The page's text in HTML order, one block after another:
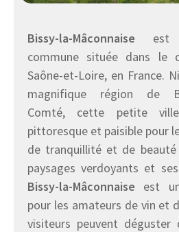
Bissy-la-Mâconnaise est
commune située dans le
Saône-et-Loire, en France.
magnifique région de
Comté, cette petite
pittoresque et paisible pour
de tranquillité et de beauté
paysages verdoyants et
Bissy-la-Mâconnaise est
pour les amateurs de vin et
visiteurs peuvent déguster